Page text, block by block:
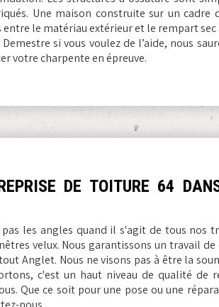
Une maison construite sur un cadre
le matériau extérieur et le rempart sec
si vous voulez de l’aide, nous
votre charpente en épreuve.
DE TOITURE 64
pas les angles quand il s'agit de tous nos
velux. Nous garantissons un travail
Anglet. Nous ne visons pas à être la
c'est un haut niveau de qualité de
Que ce soit pour une pose ou une